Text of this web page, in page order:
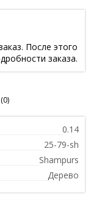
После этого
заказа.
(0)
0.14
25-79-sh
Shampurs
Дерево